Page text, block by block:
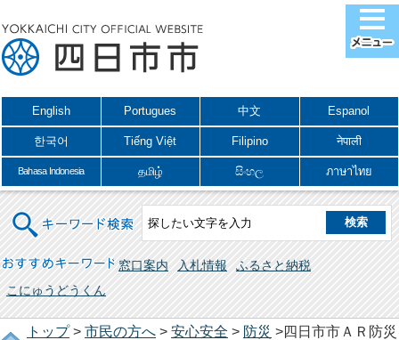
English Portugues 中文 Espanol
한국어 Tiếng Việt Filipino नेपाली
Bahasa Indonesia தமிழ் සිංහල ภาษาไทย
キーワード検索
おすすめキーワード 窓口案内 入札情報
ふるさと納税
こにゅうどうくん
トップ> 市民の方へ > 安心安全 > 防災 >四日市市ＡＲ防災